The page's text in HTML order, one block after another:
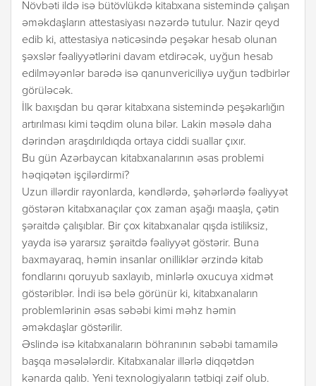
Növbəti ildə isə bütövlükdə kitabxana sistemində çalışan
əməkdaşların attestasiyası nəzərdə tutulur. Nazir qeyd
edib ki, attestasiya nəticəsində peşəkar hesab olunan
şəxslər fəaliyyətlərini davam etdirəcək, uyğun hesab
edilməyənlər barədə isə qanunvericiliyə uyğun tədbirlər
görüləcək.
İlk baxışdan bu qərar kitabxana sistemində peşəkarlığın
artırılması kimi təqdim oluna bilər. Lakin məsələ daha
dərindən araşdırıldıqda ortaya ciddi suallar çıxır.
Bu gün Azərbaycan kitabxanalarının əsas problemi
həqiqətən işçilərdirmi?
Uzun illərdir rayonlarda, kəndlərdə, şəhərlərdə fəaliyyət
göstərən kitabxanaçılar çox zaman aşağı maaşla, çətin
şəraitdə çalışıblar. Bir çox kitabxanalar qışda istiliksiz,
yayda isə yararsız şəraitdə fəaliyyət göstərir. Buna
baxmayaraq, həmin insanlar onilliklər ərzində kitab
fondlarını qoruyub saxlayıb, minlərlə oxucuya xidmət
göstəriblər. İndi isə belə görünür ki, kitabxanaların
problemlərinin əsas səbəbi kimi məhz həmin
əməkdaşlar göstərilir.
Əslində isə kitabxanaların böhranının səbəbi tamamilə
başqa məsələlərdir. Kitabxanalar illərlə diqqətdən
kənarda qalıb. Yeni texnologiyaların tətbiqi zəif olub.